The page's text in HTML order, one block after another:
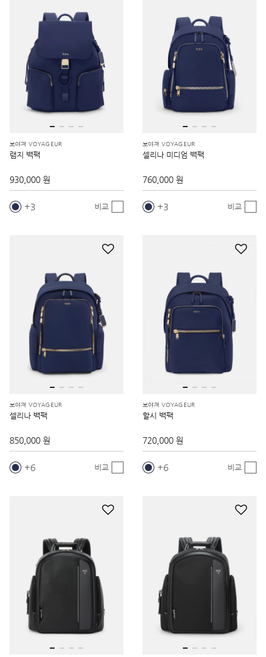
보야져 VOYAGEUR
램지 백팩
930,000 원
3 비교
보야져 VOYAGEUR
셀리나 미디엄 백팩
760,000 원
3 비교
보야져 VOYAGEUR
셀리나 백팩
850,000 원
6 비교
보야져 VOYAGEUR
할시 백팩
720,000 원
6 비교